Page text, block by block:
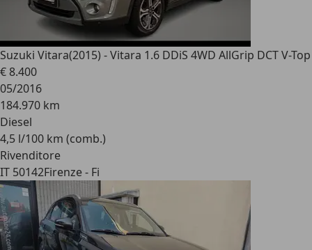
Suzuki Vitara(2015) - Vitara 1.6 DDiS 4WD AllGrip DCT V-Top
€ 8.400
05/2016
184.970 km
Diesel
4,5 l/100 km (comb.)
Rivenditore
IT 50142Firenze - Fi